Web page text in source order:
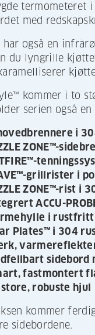
termometeret
med
har også en
du lyngrille
kommer i to
serien også
i
ZONE™-
grillrister i
ZONE™-rist i
ACCU-
i rustfritt
Plates™ i 304
sidebord
fastmontert
store, robuste hjul
kommer
sidebordene.